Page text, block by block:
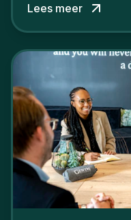
Lees meer